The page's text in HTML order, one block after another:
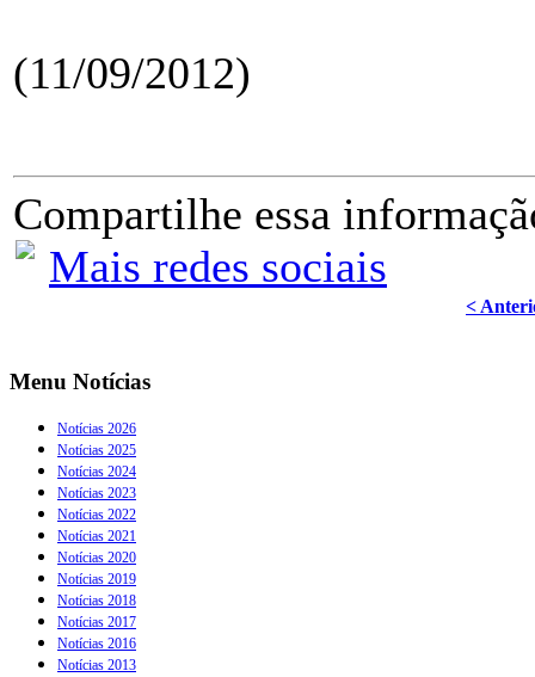
(11/09/2012)
Compartilhe essa
Mais redes sociais
<
Menu Notícias
Notícias 2026
Notícias 2025
Notícias 2024
Notícias 2023
Notícias 2022
Notícias 2021
Notícias 2020
Notícias 2019
Notícias 2018
Notícias 2017
Notícias 2016
Notícias 2013